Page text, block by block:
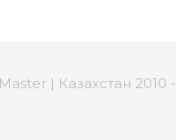
| Казахстан 2010 -